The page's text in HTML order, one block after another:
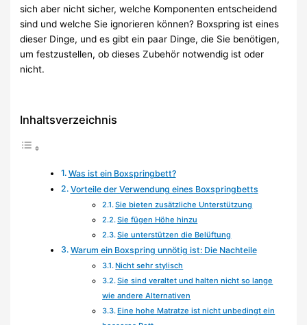
sich aber nicht sicher, welche Komponenten entscheidend
sind und welche Sie ignorieren können? Boxspring ist eines
dieser Dinge, und es gibt ein paar Dinge, die Sie benötigen,
um festzustellen, ob dieses Zubehör notwendig ist oder
nicht.
Inhaltsverzeichnis
Was ist ein Boxspringbett?
Vorteile der Verwendung eines Boxspringbetts
Sie bieten zusätzliche Unterstützung
Sie fügen Höhe hinzu
Sie unterstützen die Belüftung
Warum ein Boxspring unnötig ist: Die Nachteile
Nicht sehr stylisch
Sie sind veraltet und halten nicht so lange
wie andere Alternativen
Eine hohe Matratze ist nicht unbedingt ein